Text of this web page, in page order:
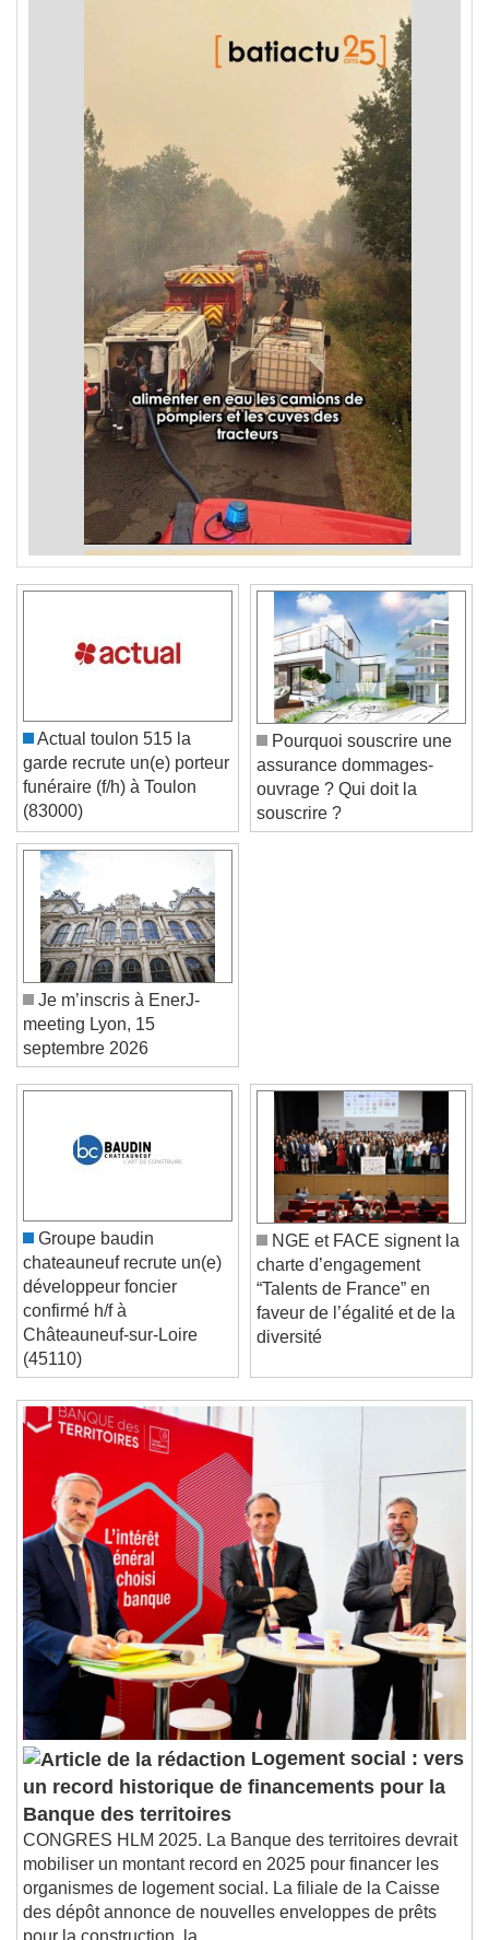
Video Player is loading.
Play
Skip Backward
Skip Forward
Unmute
Current Time 0:00
/
Duration
Loaded:0%
Seek to live, currently behind liveLIVE
Remaining Time-0:00
1x
Chapters
Chapters
Descriptions
descriptions off, selected
Subtitles
subtitles settings, opens subtitles
settings dialog
subtitles off , selected
Audio Track
Picture-in-Picture
Fullscreen
This is a modal window.
Beginning of dialog window. Escape will cancel
and close the window.
Text
Color Opacity
Actual toulon 515 la
garde recrute un(e) porteur
funéraire (f/h) à Toulon
(83000)
Pourquoi souscrire une
assurance dommages-
ouvrage ? Qui doit la
souscrire ?
Je m’inscris à EnerJ-
meeting Lyon, 15
septembre 2026
Groupe baudin
chateauneuf recrute un(e)
développeur foncier
confirmé h/f à
Châteauneuf-sur-Loire
(45110)
NGE et FACE signent la
charte d’engagement
“Talents de France” en
faveur de l’égalité et de la
Logement social : vers
un record historique de financements pour la
Banque des territoires
CONGRES HLM 2025. La Banque des territoires devrait
mobiliser un montant record en 2025 pour financer les
organismes de logement social. La filiale de la Caisse
des dépôt annonce de nouvelles enveloppes de prêts